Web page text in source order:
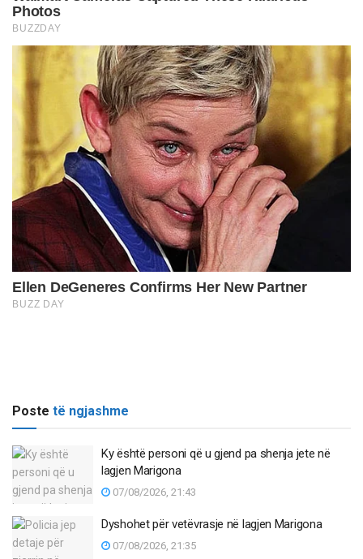
Poste të ngjashme
Ky është personi që u gjend pa shenja jete në
lagjen Marigona
07/08/2026, 21:43
Dyshohet për vetëvrasje në lagjen Marigona
07/08/2026, 21:35